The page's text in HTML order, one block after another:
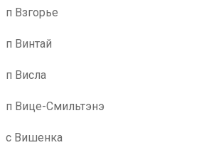
п Взгорье
п Винтай
п Висла
п Вице-Смильтэнэ
с Вишенка